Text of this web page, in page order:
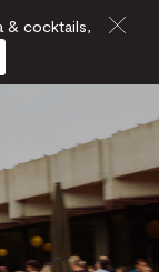
& cocktails,